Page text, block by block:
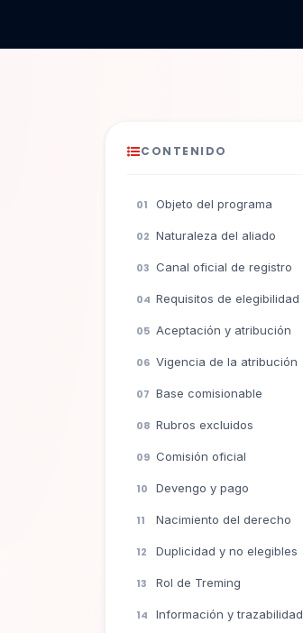
CONTENIDO
Objeto del programa
Naturaleza del aliado
Canal oficial de registro
Requisitos de elegibilidad
Aceptación y atribución
Vigencia de la atribución
Base comisionable
Rubros excluidos
Comisión oficial
Devengo y pago
Nacimiento del derecho
Duplicidad y no elegibles
Rol de Treming
Información y trazabilidad